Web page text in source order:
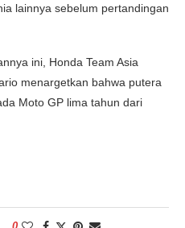
lainnya sebelum pertandingan
ini, Honda Team Asia
menargetkan bahwa putera
Moto GP lima tahun dari